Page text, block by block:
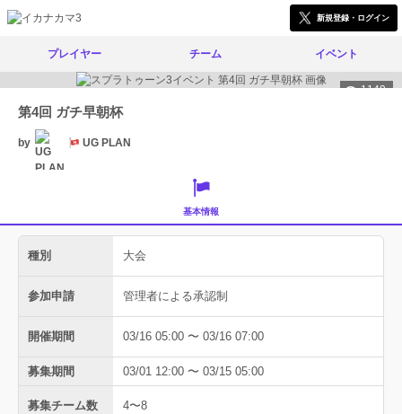
新規登録・ログイン
プレイヤー チーム イベント
1149
第4回 ガチ早朝杯
by UG PLAN
基本情報
種別 大会
参加申請 管理者による承認制
開催期間 03/16 05:00 〜 03/16 07:00
募集期間 03/01 12:00 〜 03/15 05:00
募集チーム数 4〜8